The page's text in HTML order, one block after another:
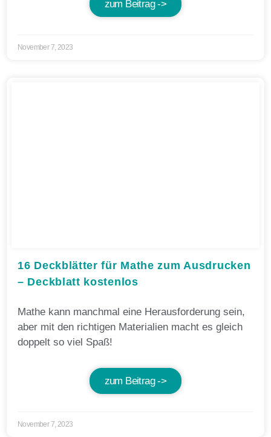
zum Beitrag ->
November 7, 2023
16 Deckblätter für Mathe zum Ausdrucken
– Deckblatt kostenlos
Mathe kann manchmal eine Herausforderung sein,
aber mit den richtigen Materialien macht es gleich
doppelt so viel Spaß!
zum Beitrag ->
November 7, 2023